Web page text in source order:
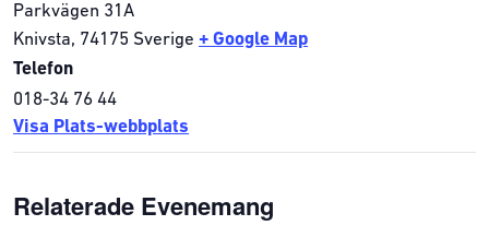
Parkvägen 31A
Knivsta, 74175 Sverige + Google Map
Telefon
018-34 76 44
Visa Plats-webbplats
Relaterade Evenemang